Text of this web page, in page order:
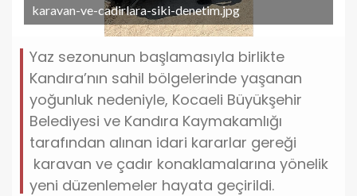
karavan-ve-cadirlara-siki-denetim.jpg
Yaz sezonunun başlamasıyla birlikte
Kandıra’nın sahil bölgelerinde yaşanan
yoğunluk nedeniyle, Kocaeli Büyükşehir
Belediyesi ve Kandıra Kaymakamlığı
tarafından alınan idari kararlar gereği
karavan ve çadır konaklamalarına yönelik
yeni düzenlemeler hayata geçirildi.